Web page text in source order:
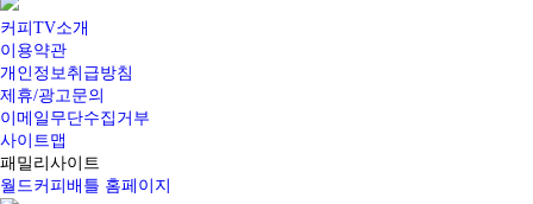
커피TV소개
이용약관
개인정보취급방침
제휴/광고문의
이메일무단수집거부
사이트맵
패밀리사이트
월드커피배틀 홈페이지